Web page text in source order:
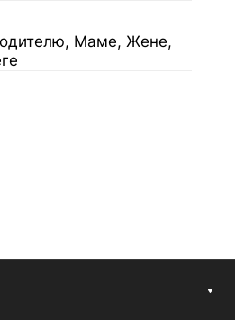
Маме, Жене,